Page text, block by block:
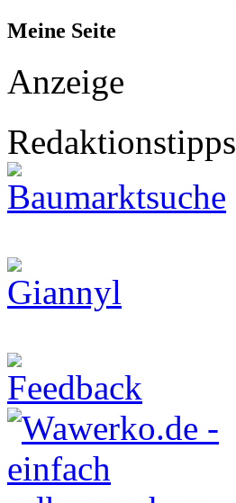
Meine Seite
Anzeige
Redaktionstipps